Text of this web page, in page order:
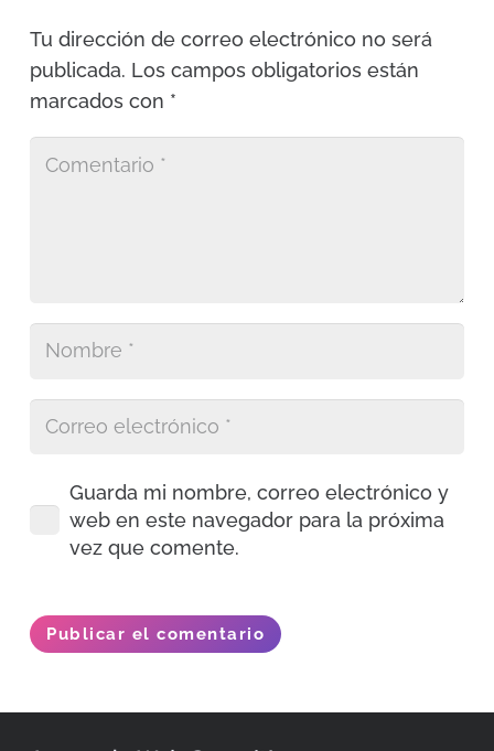
Tu dirección de correo electrónico no será
publicada. Los campos obligatorios están
marcados con *
Guarda mi nombre, correo electrónico y
web en este navegador para la próxima
vez que comente.
Publicar el comentario